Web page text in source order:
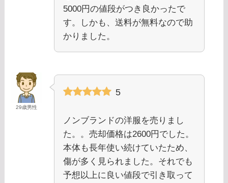
5000円の値段がつき良かったで
す。しかも、送料が無料なので助
かりました。
29歳男性
5
ノンブランドの洋服を売りまし
た。。売却価格は2600円でした。
本体も長年使い続けていたため、
傷が多く見られました。それでも
予想以上に良い値段で引き取って